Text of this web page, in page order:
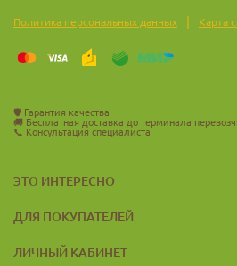
Политика персональных данных | Карта
🛡️ Гарантия качества
🚚 Бесплатная доставка до терминала
📞 Консультация специалиста
ЭТО ИНТЕРЕСНО
ДЛЯ ПОКУПАТЕЛЕЙ
ЛИЧНЫЙ КАБИНЕТ